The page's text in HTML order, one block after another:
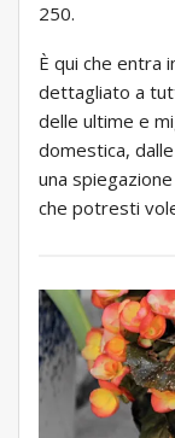
250.
È qui che entra
dettagliato a
delle ultime e
domestica,
una
che potresti